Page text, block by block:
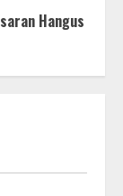
Hangus